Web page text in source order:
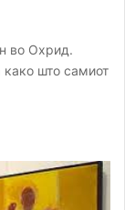
во Охрид.
како што самиот